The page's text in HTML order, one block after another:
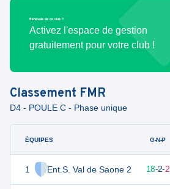
Bénévole de ce club ?
Activez l'espace de gestion
gratuitement pour votre club !
Classement FMR
D4 - POULE C - Phase unique
ÉQUIPES
1 Ent.S. Val de Saone 2
G-N-P
56 22 18-2-2